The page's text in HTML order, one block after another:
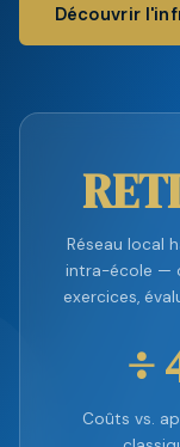
Découvrir
Réseau local
intra-école —
exercices,
÷
Coûts vs.